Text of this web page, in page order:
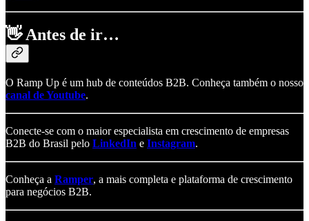
👋Antes de ir…
O Ramp Up é um hub de conteúdos B2B. Conheça também o nosso
canal de Youtube.
Conecte-se com o maior especialista em crescimento de empresas
B2B do Brasil pelo LinkedIn e Instagram.
Conheça a Ramper, a mais completa e plataforma de crescimento
para negócios B2B.